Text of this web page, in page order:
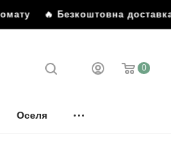
🔥 Безкоштовна доставка
0
Оселя